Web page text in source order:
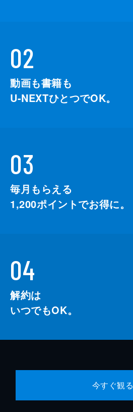
02
動画も書籍も
U-NEXTひとつでOK。
03
毎月もらえる
1,200ポイントでお得に。
04
解約は
いつでもOK。
今すぐ観る